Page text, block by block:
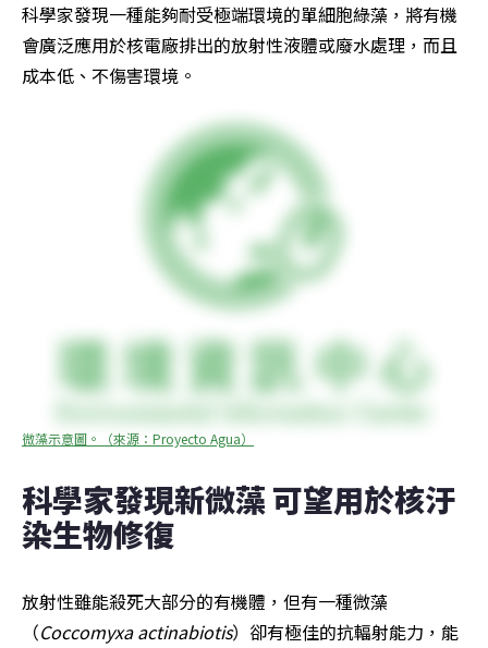
科學家發現一種能夠耐受極端環境的單細胞綠藻，將有機
會廣泛應用於核電廠排出的放射性液體或廢水處理，而且
成本低、不傷害環境。
微藻示意圖。（來源：Proyecto Agua）
科學家發現新微藻 可望用於核汙
染生物修復
放射性雖能殺死大部分的有機體，但有一種微藻
（Coccomyxa actinabiotis）卻有極佳的抗輻射能力，能